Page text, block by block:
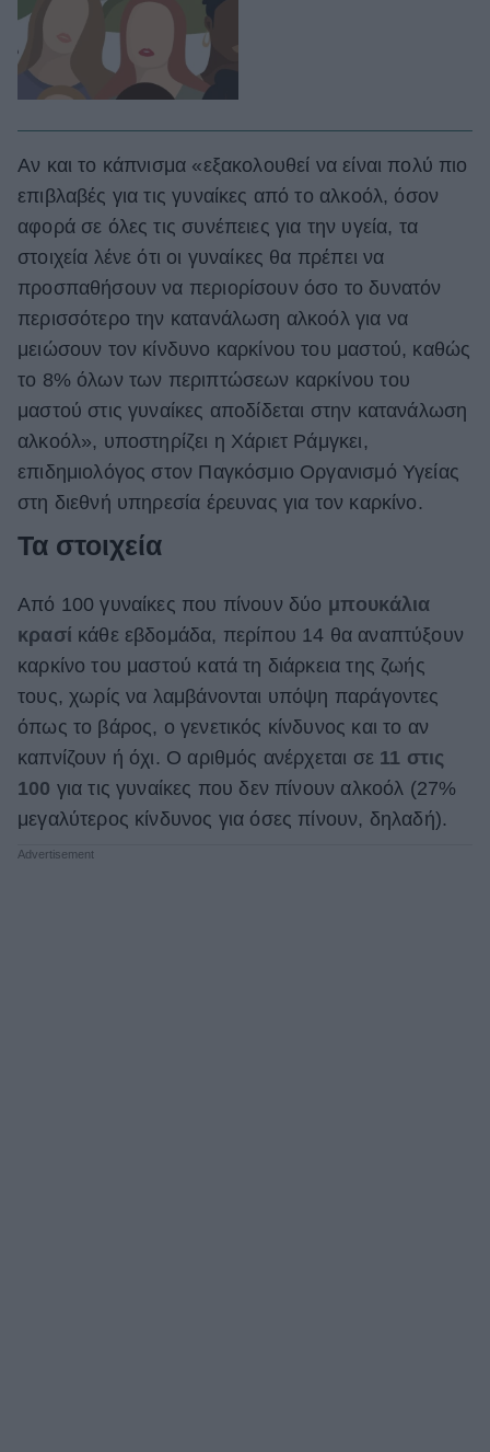
Αν και το κάπνισμα «εξακολουθεί να είναι πολύ πιο
επιβλαβές για τις γυναίκες από το αλκοόλ, όσον
αφορά σε όλες τις συνέπειες για την υγεία, τα
στοιχεία λένε ότι οι γυναίκες θα πρέπει να
προσπαθήσουν να περιορίσουν όσο το δυνατόν
περισσότερο την κατανάλωση αλκοόλ για να
μειώσουν τον κίνδυνο καρκίνου του μαστού, καθώς
το 8% όλων των περιπτώσεων καρκίνου του
μαστού στις γυναίκες αποδίδεται στην κατανάλωση
αλκοόλ», υποστηρίζει η Χάριετ Ράμγκει,
επιδημιολόγος στον Παγκόσμιο Οργανισμό Υγείας
στη διεθνή υπηρεσία έρευνας για τον καρκίνο.
Τα στοιχεία
Από 100 γυναίκες που πίνουν δύο μπουκάλια
κρασί κάθε εβδομάδα, περίπου 14 θα αναπτύξουν
καρκίνο του μαστού κατά τη διάρκεια της ζωής
τους, χωρίς να λαμβάνονται υπόψη παράγοντες
όπως το βάρος, ο γενετικός κίνδυνος και το αν
καπνίζουν ή όχι. Ο αριθμός ανέρχεται σε 11 στις
100 για τις γυναίκες που δεν πίνουν αλκοόλ (27%
μεγαλύτερος κίνδυνος για όσες πίνουν, δηλαδή).